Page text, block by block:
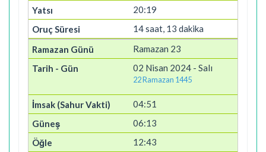
20:19
14 saat, 13 dakika
Ramazan 23
02 Nisan 2024 - Salı
22 Ramazan 1445
04:51
06:13
12:43